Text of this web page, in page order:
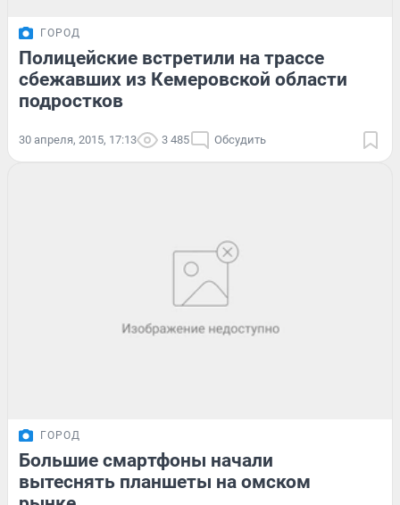
ГОРОД
Полицейские встретили на трассе
сбежавших из Кемеровской области
подростков
30 апреля, 2015, 17:13 3 485 Обсудить
ГОРОД
Большие смартфоны начали
вытеснять планшеты на омском